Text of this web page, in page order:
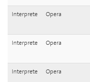
Interprete Opera
Interprete Opera
Interprete Opera